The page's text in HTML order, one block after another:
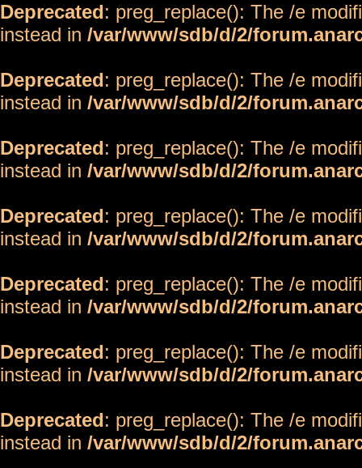
Deprecated: preg_replace(): The /e
instead in /var/www/sdb/d/2/
Deprecated: preg_replace(): The /e
instead in /var/www/sdb/d/2/
Deprecated: preg_replace(): The /e
instead in /var/www/sdb/d/2/
Deprecated: preg_replace(): The /e
instead in /var/www/sdb/d/2/
Deprecated: preg_replace(): The /e
instead in /var/www/sdb/d/2/
Deprecated: preg_replace(): The /e
instead in /var/www/sdb/d/2/
Deprecated: preg_replace(): The /e
instead in /var/www/sdb/d/2/